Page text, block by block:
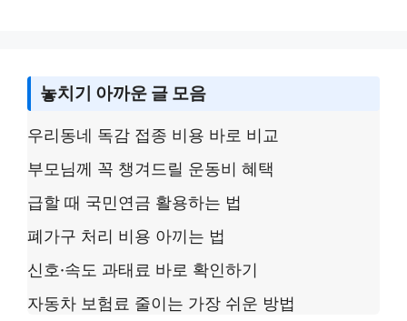
놓치기 아까운 글 모음
우리동네 독감 접종 비용 바로 비교
부모님께 꼭 챙겨드릴 운동비 혜택
급할 때 국민연금 활용하는 법
폐가구 처리 비용 아끼는 법
신호·속도 과태료 바로 확인하기
자동차 보험료 줄이는 가장 쉬운 방법